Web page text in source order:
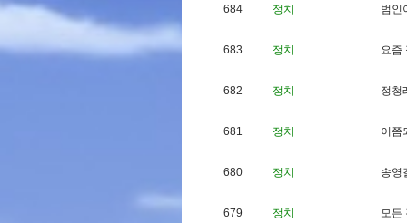
684 정치 범 인
683 정치 요즘
682 정치 정청
681 정치 이 쯤
680 정치 송영
679 정치 모든